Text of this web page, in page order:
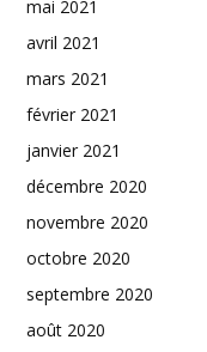
mai 2021
avril 2021
mars 2021
février 2021
janvier 2021
décembre 2020
novembre 2020
octobre 2020
septembre 2020
août 2020